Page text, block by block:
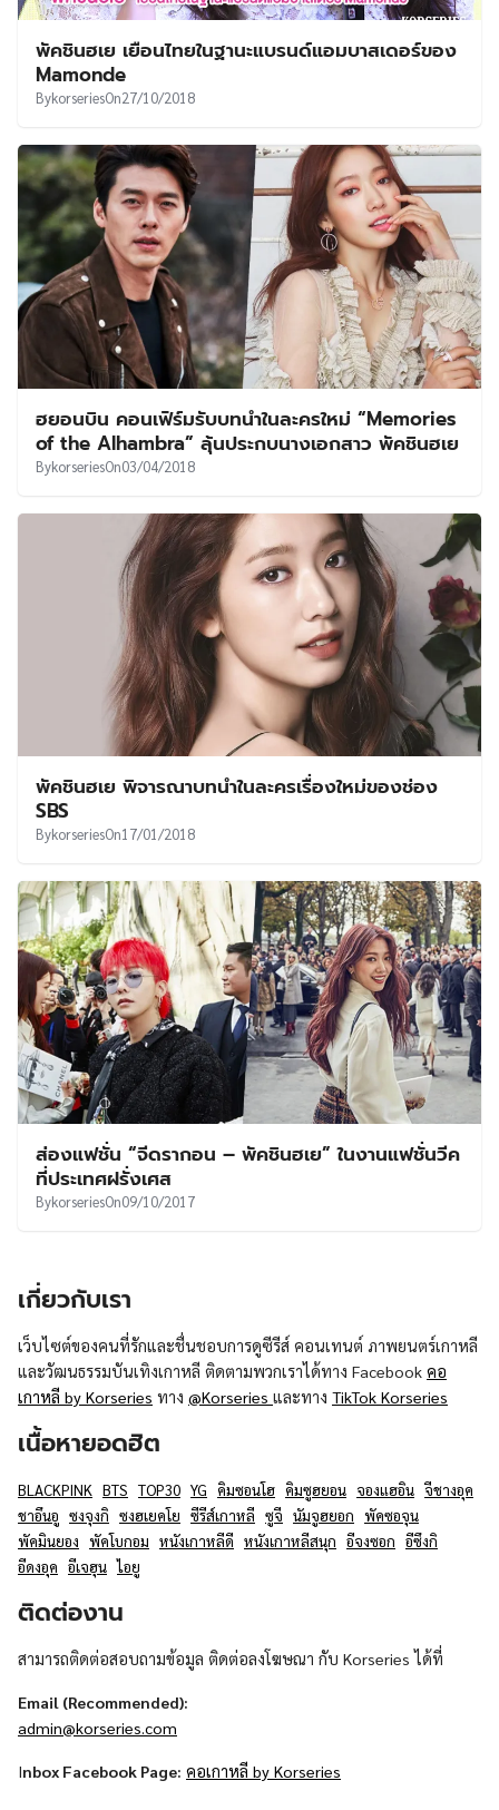
พัคชินฮเย เยือนไทยในฐานะแบรนด์แอมบาสเดอร์ของ
Mamonde
BykorseriesOn27/10/2018
ฮยอนบิน คอนเฟิร์มรับบทนำในละครใหม่ “Memories
of the Alhambra” ลุ้นประกบนางเอกสาว พัคชินฮเย
BykorseriesOn03/04/2018
พัคชินฮเย พิจารณาบทนำในละครเรื่องใหม่ของช่อง
SBS
BykorseriesOn17/01/2018
ส่องแฟชั่น “จีดรากอน – พัคชินฮเย” ในงานแฟชั่นวีค
ที่ประเทศฝรั่งเศส
BykorseriesOn09/10/2017
เกี่ยวกับเรา
เว็บไซต์ของคนที่รักและชื่นชอบการดูซีรีส์ คอนเทนต์ ภาพยนตร์เกาหลี
และวัฒนธรรมบันเทิงเกาหลี ติดตามพวกเราได้ทาง Facebook คอ
เกาหลี by Korseries ทาง @Korseries และทาง TikTok Korseries
เนื้อหายอดฮิต
BLACKPINK BTS TOP30 YG คิมซอนโฮ คิมซูฮยอน จองแฮอิน จีชางอุค
ชาอึนอู ซงจุงกิ ซงฮเยคโย ซีรีส์เกาหลี ซูจี นัมจูฮยอก พัคซอจุน
พัคมินยอง พัคโบกอม หนังเกาหลีดี หนังเกาหลีสนุก อีจงซอก อีซึงกิ
อีดงอุค อีเจฮุน ไอยู
ติดต่องาน
สามารถติดต่อสอบถามข้อมูล ติดต่อลงโฆษณา กับ Korseries ได้ที่
Email (Recommended):
admin@korseries.com
Inbox Facebook Page: คอเกาหลี by Korseries